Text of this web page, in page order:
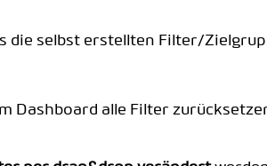
die selbst erstellten Filter/
Dashboard alle Filter